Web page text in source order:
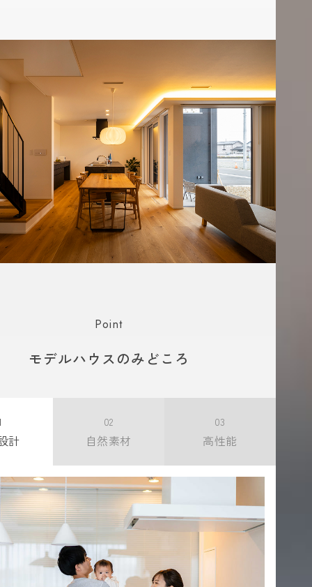
Point
モデルハウスのみどころ
計
02
自然素材
03
高性能